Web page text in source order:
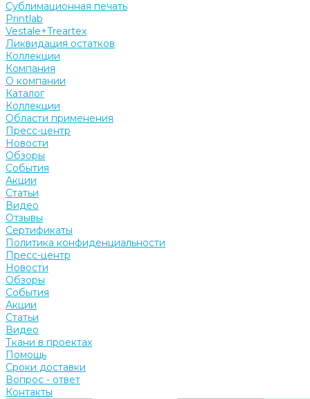
Сублимационная печать
Printlab
Vestale+Treartex
Ликвидация остатков
Коллекции
Компания
О компании
Каталог
Коллекции
Области применения
Пресс-центр
Новости
Обзоры
События
Акции
Статьи
Видео
Отзывы
Сертификаты
Политика конфиденциальности
Пресс-центр
Новости
Обзоры
События
Акции
Статьи
Видео
Ткани в проектах
Помощь
Сроки доставки
Вопрос - ответ
Контакты